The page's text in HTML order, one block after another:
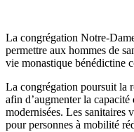
La congrégation Notre-
permettre aux hommes de
vie monastique bénédictine
La congrégation poursuit la
afin d’augmenter la
modernisées. Les sanitaires
pour personnes à mobilité